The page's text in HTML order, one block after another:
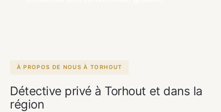
À PROPOS DE NOUS À TORHOUT
Détective privé à Torhout et dans la
région